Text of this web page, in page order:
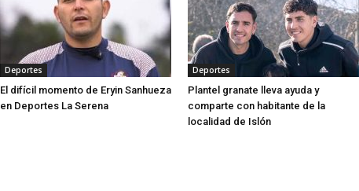
Deportes
El difícil momento de Eryin Sanhueza
en Deportes La Serena
Deportes
Plantel granate lleva ayuda y
comparte con habitante de la
localidad de Islón